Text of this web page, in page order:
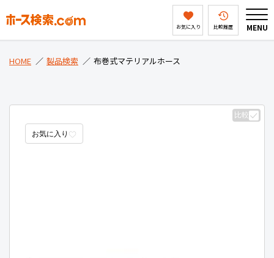
お気に入り 比較履歴 MENU
HOME
ホース検索ドットコムとは
HOME 製品検索 布巻式マテリアルホース
比較
お気に入り